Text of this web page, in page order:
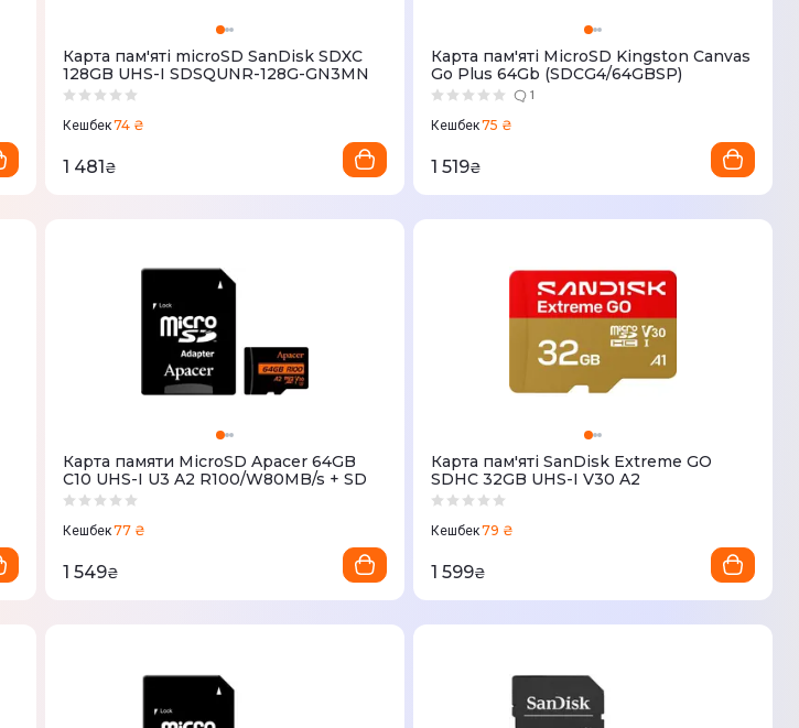
Карта пам'яті microSD SanDisk SDXC
128GB UHS-I SDSQUNR-128G-GN3MN
Кешбек74 ₴
1 481₴
Карта пам'ятi MicroSD Kingston Canvas
Go Plus 64Gb (SDCG4/64GBSP)
1
Кешбек75 ₴
1 519₴
Карта памяти MicroSD Apacer 64GB
C10 UHS-I U3 A2 R100/W80MB/s + SD
Кешбек77 ₴
1 549₴
Карта пам'яті SanDisk Extreme GO
SDHC 32GB UHS-I V30 A2
Кешбек79 ₴
1 599₴